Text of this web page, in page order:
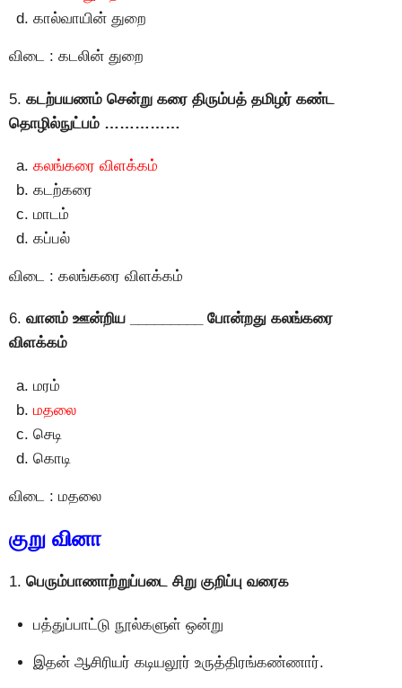
கால்வாயின் துறை
விடை : கடலின் துறை
5. கடற்பயணம் சென்று கரை திரும்பத் தமிழர் கண்ட
தொழில்நுட்பம் ……………
கலங்கரை விளக்கம்
கடற்கரை
மாடம்
கப்பல்
விடை : கலங்கரை விளக்கம்
6. வானம் ஊன்றிய _________ போன்றது கலங்கரை
விளக்கம்
மரம்
மதலை
செடி
கொடி
விடை : மதலை
குறு வினா
1. பெரும்பாணாற்றுப்படை சிறு குறிப்பு வரைக
பத்துப்பாட்டு நூல்களுள் ஒன்று
இதன் ஆசிரியர் கடியலூர் உருத்திரங்கண்ணார்.